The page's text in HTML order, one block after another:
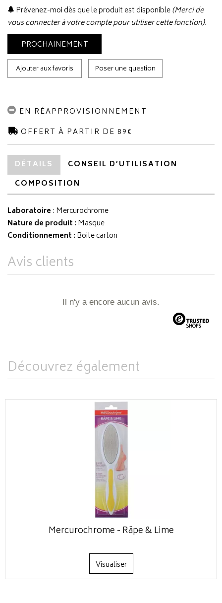
Prévenez-moi dès que le produit est disponible(Merci de
vous connecter à votre compte pour utiliser cette fonction).
PROCHAINEMENT
Ajouter aux favoris Poser une question
EN RÉAPPROVISIONNEMENT
OFFERT À PARTIR DE 89€
DÉTAILS
CONSEIL D’UTILISATION
COMPOSITION
Laboratoire : Mercurochrome
Nature de produit : Masque
Conditionnement : Boite carton
Avis clients
Il n'y a encore aucun avis.
Découvrez également
Mercurochrome - Râpe & Lime
Visualiser